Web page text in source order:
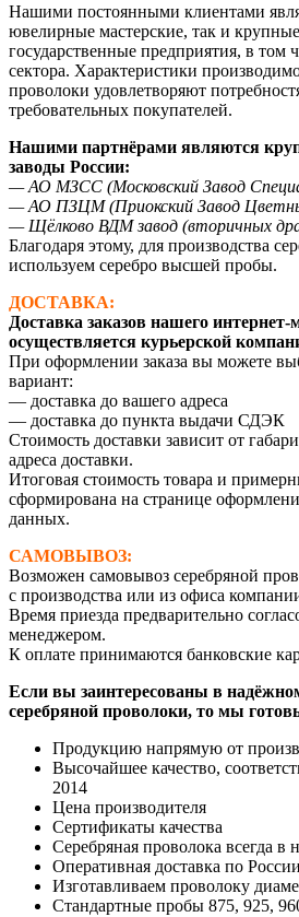
Нашими постоянными клиентами
ювелирные мастерские, так и
государственные предприятия, в том
сектора. Характеристики
проволоки удовлетворяют
требовательных покупателей.
Нашими партнёрами являются
заводы России:
— АО МЗСС (Московский Завод
— АО ПЗЦМ (Приокский Завод
— Щёлково ВДМ завод (вторичных
Благодаря этому, для производства
используем серебро высшей пробы.
ДОСТАВКА:
Доставка заказов нашего интернет-
осуществляется курьерской
При оформлении заказа вы можете
вариант:
— доставка до вашего адреса
— доставка до пункта выдачи СДЭК
Стоимость доставки зависит от
адреса доставки.
Итоговая стоимость товара и
сформирована на странице
данных.
САМОВЫВОЗ:
Возможен самовывоз серебряной
с производства или из офиса
Время приезда предварительно
менеджером.
К оплате принимаются банковские
Если вы заинтересованы в
серебряной проволоки, то мы
Продукцию напрямую от
Высочайшее качество,
2014
Цена производителя
Сертификаты качества
Серебряная проволока всегда в
Оперативная доставка по России
Изготавливаем проволоку
Стандартные пробы 875, 925,